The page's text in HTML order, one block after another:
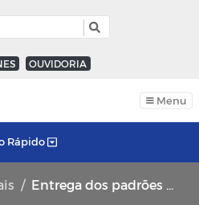
OUVIDORIA
Menu
Rápido
Entrega dos padrões de todas as agremiações esportivas para a I Copa Barrense de Futebol de Campo